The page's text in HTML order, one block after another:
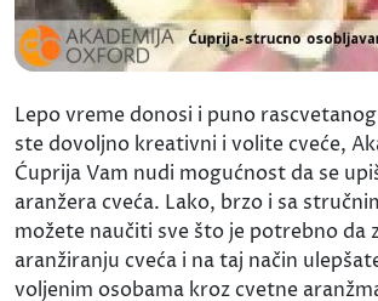
Lepo vreme donosi i puno
ste dovoljno kreativni i volite cveće,
Ćuprija Vam nudi mogućnost da se
aranžera cveća. Lako, brzo i sa
možete naučiti sve što je potrebno da
aranžiranju cveća i na taj način
voljenim osobama kroz cvetne